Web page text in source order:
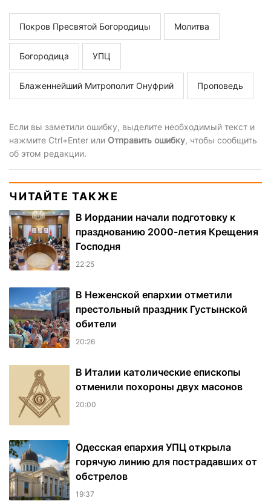
Покров Пресвятой Богородицы Молитва
Богородица УПЦ
Блаженнейший Митрополит Онуфрий Проповедь
Если вы заметили ошибку, выделите необходимый текст и
нажмите Ctrl+Enter или Отправить ошибку, чтобы сообщить
об этом редакции.
ЧИТАЙТЕ ТАКЖЕ
В Иордании начали подготовку к
празднованию 2000-летия Крещения
Господня
22:25
В Неженской епархии отметили
престольный праздник Густынской
обители
20:26
В Италии католические епископы
отменили похороны двух масонов
20:00
Одесская епархия УПЦ открыла
горячую линию для пострадавших от
обстрелов
19:37